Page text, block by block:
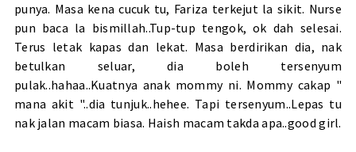
punya. Masa kena cucuk tu, Fariza terkejut la sikit. Nurse
pun baca la bismillah..Tup-tup tengok, ok dah selesai.
Terus letak kapas dan lekat. Masa berdirikan dia, nak
betulkan seluar, dia boleh tersenyum
pulak..hahaa..Kuatnya anak mommy ni. Mommy cakap "
mana akit "..dia tunjuk..hehee. Tapi tersenyum..Lepas tu
nak jalan macam biasa. Haish macam takda apa..good girl.